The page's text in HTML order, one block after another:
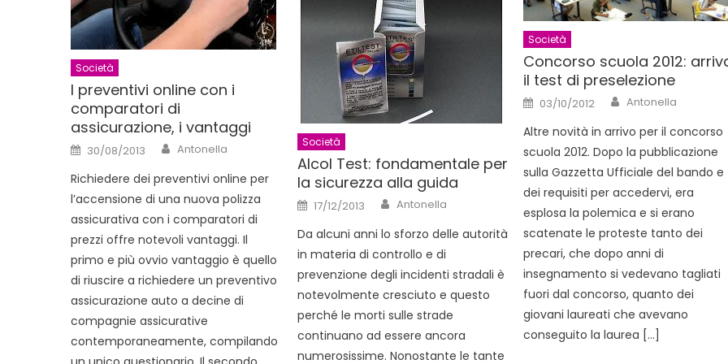
Società
I preventivi online con i
comparatori di
assicurazione, i vantaggi
Posted
on
30/08/2013 Author
Antonella
Richiedere dei preventivi online per
l’accensione di una nuova polizza
assicurativa con i comparatori di
prezzi offre notevoli vantaggi. Il
primo e più ovvio vantaggio è quello
di riuscire a richiedere un preventivo
assicurazione auto a decine di
compagnie assicurative
contemporaneamente, compilando
Società
Alcol Test: fondamentale per
la sicurezza alla guida
Posted
on
17/12/2013 Author
Antonella
Da alcuni anni lo sforzo delle autorità
in materia di controllo e di
prevenzione degli incidenti stradali è
notevolmente cresciuto e questo
perché le morti sulle strade
continuano ad essere ancora
numerosissime. Nonostante le tante
Società
Concorso scuola 2012:
il test di preselezione
Posted
on
03/10/2012 Author
Antonella
Altre novità in arrivo per il concorso
scuola 2012. Dopo la pubblicazione
sulla Gazzetta Ufficiale del bando e
dei requisiti per accedervi, era
esplosa la polemica e si erano
scatenate le proteste tanto dei
precari, che dopo anni di
insegnamento si vedevano tagliati
fuori dal concorso, quanto dei
giovani laureati che avevano
conseguito la laurea […]